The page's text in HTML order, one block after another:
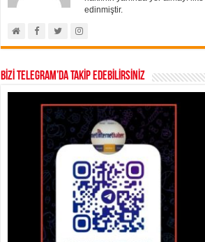
edinmiştir.
BİZİ TELEGRAM’DA TAKİP EDEBİLİRSİNİZ